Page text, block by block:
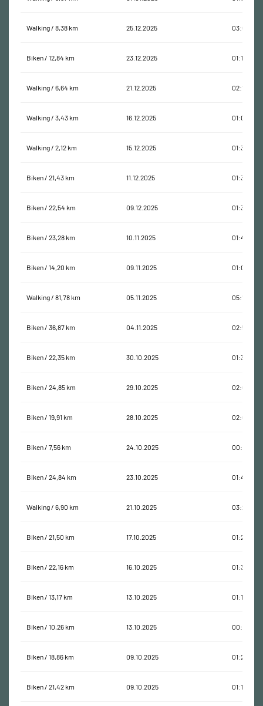
Walking / 8,38 km 25.12.2025 03:01:23
Biken / 12,84 km 23.12.2025 01:10:24
Walking / 6,64 km 21.12.2025 02:17:29
Walking / 3,43 km 16.12.2025 01:06:37
Walking / 2,12 km 15.12.2025 01:33:34
Biken / 21,43 km 11.12.2025 01:31:41
Biken / 22,54 km 09.12.2025 01:36:52
Biken / 23,28 km 10.11.2025 01:42:49
Biken / 14,20 km 09.11.2025 01:05:38
Walking / 81,78 km 05.11.2025 05:14:56
Biken / 36,87 km 04.11.2025 02:51:10
Biken / 22,35 km 30.10.2025 01:39:24
Biken / 24,85 km 29.10.2025 02:06:18
Biken / 19,91 km 28.10.2025 02:03:16
Biken / 7,56 km 24.10.2025 00:40:20
Biken / 24,84 km 23.10.2025 01:41:32
Walking / 6,90 km 21.10.2025 03:27:24
Biken / 21,50 km 17.10.2025 01:22:57
Biken / 22,16 km 16.10.2025 01:33:12
Biken / 13,17 km 13.10.2025 01:14:14
Biken / 10,26 km 13.10.2025 00:32:50
Biken / 18,86 km 09.10.2025 01:26:44
Biken / 21,42 km 09.10.2025 01:13:00